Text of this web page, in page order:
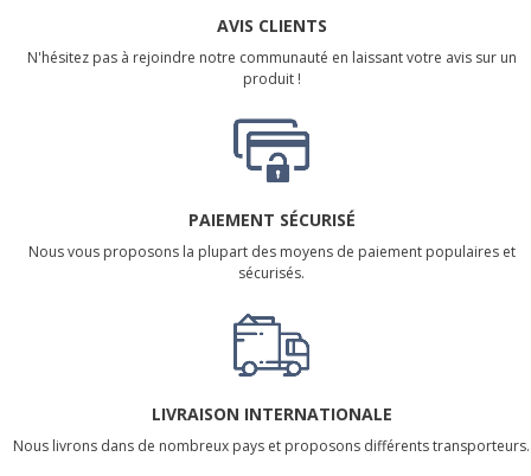
AVIS CLIENTS
N'hésitez pas à rejoindre notre communauté en laissant votre avis sur un
produit !
PAIEMENT SÉCURISÉ
Nous vous proposons la plupart des moyens de paiement populaires et
sécurisés.
LIVRAISON INTERNATIONALE
Nous livrons dans de nombreux pays et proposons différents transporteurs.